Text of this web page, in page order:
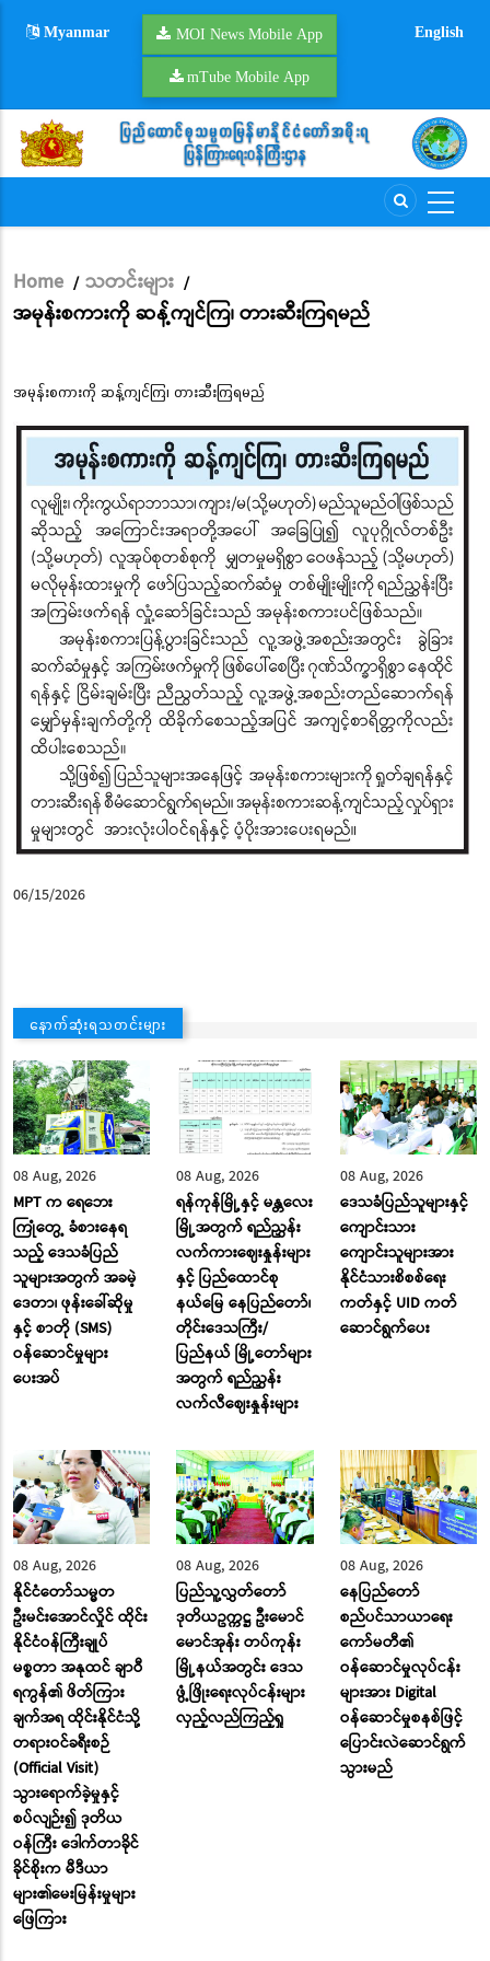
Myanmar MOI News Mobile App
mTube Mobile App
English
Breadcrumb
Home / သတင်းများ /
အမုန်းစကားကို ဆန့်ကျင်ကြ၊ တားဆီးကြရမည်
အမုန်းစကားကို ဆန့်ကျင်ကြ၊ တားဆီးကြရမည်
06/15/2026
နောက်ဆုံးရသတင်းများ
08 Aug, 2026
MPT က ရေဘေး
ကြုံတွေ့ ခံစားနေရ
သည့် ဒေသခံပြည်
သူများအတွက် အခမဲ့
ဒေတာ၊ ဖုန်းခေါ်ဆိုမှု
နှင့် စာတို (SMS)
ဝန်ဆောင်မှုများ
ပေးအပ်
08 Aug, 2026
ရန်ကုန်မြို့နှင့် မန္တလေး
မြို့အတွက် ရည်ညွှန်း
လက်ကားဈေးနှုန်းများ
နှင့် ပြည်ထောင်စု
နယ်မြေ နေပြည်တော်၊
တိုင်းဒေသကြီး/
ပြည်နယ် မြို့တော်များ
အတွက် ရည်ညွှန်း
လက်လီဈေးနှုန်းများ
08 Aug, 2026
ဒေသခံပြည်သူများနှင့်
ကျောင်းသား
ကျောင်းသူများအား
နိုင်ငံသားစိစစ်ရေး
ကတ်နှင့် UID ကတ်
ဆောင်ရွက်ပေး
08 Aug, 2026
နိုင်ငံတော်သမ္မတ
ဦးမင်းအောင်လှိုင် ထိုင်း
နိုင်ငံဝန်ကြီးချုပ်
မစ္စတာ အနုထင် ချာဝီ
ရကွန်၏ ဖိတ်ကြား
ချက်အရ ထိုင်းနိုင်ငံသို့
တရားဝင်ခရီးစဉ်
(Official Visit)
သွားရောက်ခဲ့မှုနှင့်
စပ်လျဉ်း၍ ဒုတိယ
ဝန်ကြီး ဒေါက်တာခိုင်
ခိုင်စိုးက မီဒီယာ
များ၏မေးမြန်းမှုများ
ဖြေကြား
08 Aug, 2026
ပြည်သူ့လွှတ်တော်
ဒုတိယဥက္ကဋ္ဌ ဦးမောင်
မောင်အုန်း တပ်ကုန်း
မြို့နယ်အတွင်း ဒေသ
ဖွံ့ဖြိုးရေးလုပ်ငန်းများ
လှည့်လည်ကြည့်ရှု
08 Aug, 2026
နေပြည်တော်
စည်ပင်သာယာရေး
ကော်မတီ၏
ဝန်ဆောင်မှုလုပ်ငန်း
များအား Digital
ဝန်ဆောင်မှုစနစ်ဖြင့်
ပြောင်းလဲဆောင်ရွက်
သွားမည်